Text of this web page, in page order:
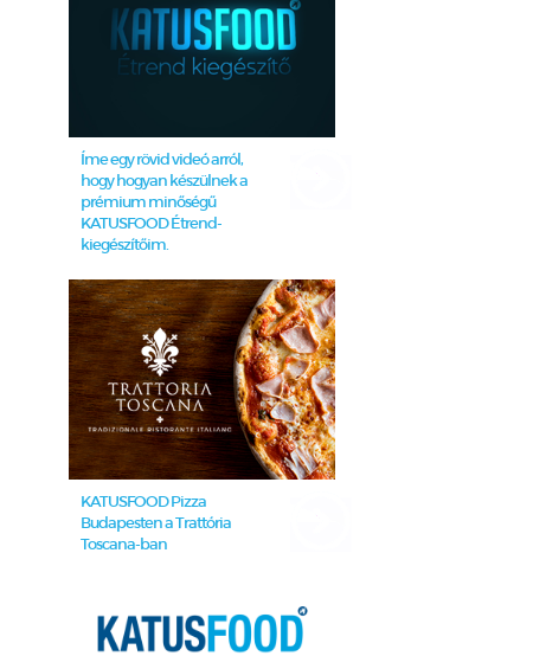
Íme egy rövid videó arról,
hogy hogyan készülnek a
prémium minőségű
KATUSFOOD Étrend-
kiegészítőim.
KATUSFOOD Pizza
Budapesten a Trattória
Toscana-ban